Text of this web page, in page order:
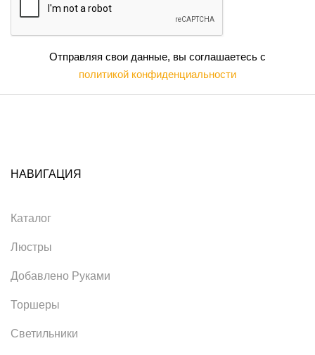
Отправляя свои данные, вы соглашаетесь с
политикой конфиденциальности
НАВИГАЦИЯ
Каталог
Люстры
Добавлено Руками
Торшеры
Светильники